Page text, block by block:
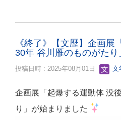
《終了》【文歴】企画展
30年 谷川雁のものがた
投稿日時 : 2025年08月01日 文
企画展「起爆する運動体 没
り」が始まりました